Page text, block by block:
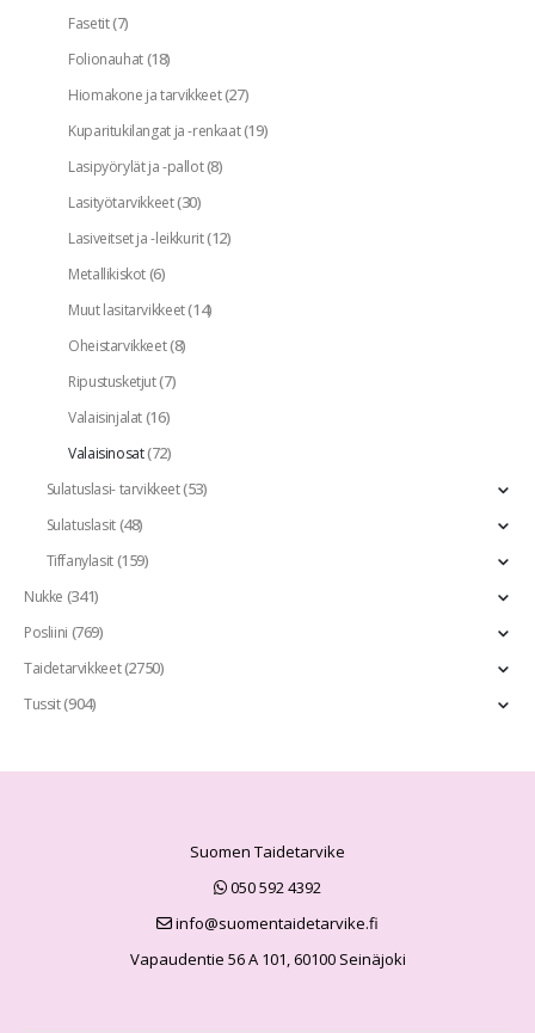
Fasetit(7)
Folionauhat(18)
Hiomakone ja tarvikkeet(27)
Kuparitukilangat ja -renkaat(19)
Lasipyörylät ja -pallot(8)
Lasityötarvikkeet(30)
Lasiveitset ja -leikkurit(12)
Metallikiskot(6)
Muut lasitarvikkeet(14)
Oheistarvikkeet(8)
Ripustusketjut(7)
Valaisinjalat(16)
Valaisinosat(72)
Sulatuslasi- tarvikkeet(53)
Sulatuslasit(48)
Tiffanylasit(159)
Nukke (341)
Posliini (769)
Taidetarvikkeet(2750)
Tussit(904)
Suomen Taidetarvike
050 592 4392
info@suomentaidetarvike.fi
Vapaudentie 56 A 101, 60100 Seinäjoki